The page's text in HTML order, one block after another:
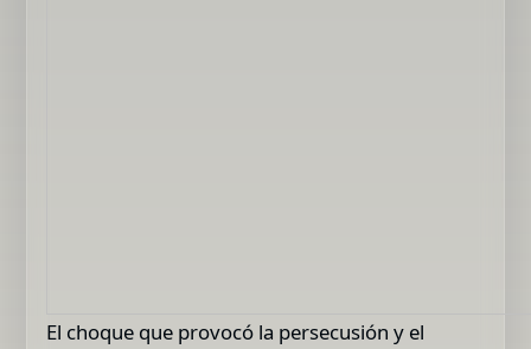
El choque que provocó la persecusión y el